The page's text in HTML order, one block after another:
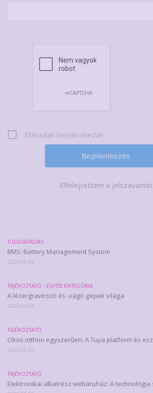
Maradjak bejelentkezve
Elfelejtettem a jelszavamat
TUDÁSÁTADÁS
BMS: Battery Management System
2026.08.06.
TÁJÉKOZTATÓ / EGYÉB KATEGÓRIA
A lézergravírozó és -vágó gépek világa
2025.04.03.
TÁJÉKOZTATÓ
Okos otthon egyszerűen: A Tuya platform és
2025.03.20.
TÁJÉKOZTATÓ
Elektronikai alkatrész webáruház: A